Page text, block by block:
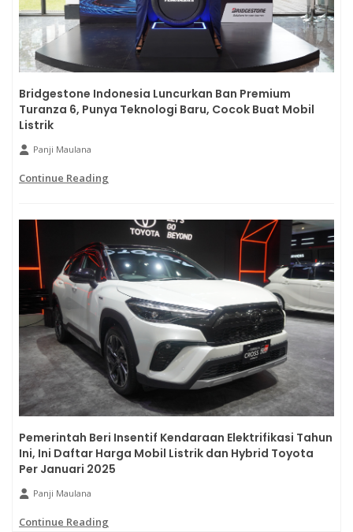
Bridgestone Indonesia Luncurkan Ban Premium
Turanza 6, Punya Teknologi Baru, Cocok Buat Mobil
Listrik
Panji Maulana
Continue Reading
Pemerintah Beri Insentif Kendaraan Elektrifikasi Tahun
Ini, Ini Daftar Harga Mobil Listrik dan Hybrid Toyota
Per Januari 2025
Panji Maulana
Continue Reading